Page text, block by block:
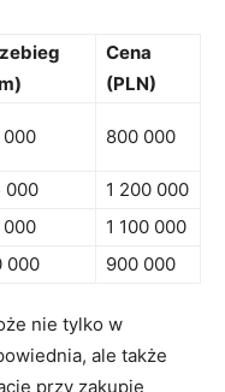
Cena
(PLN)
000 800 000
000
1 200 000
000
1 100 ​000
000 900 ​000
nie ⁣tylko w
ale ‍także
przy zakupie